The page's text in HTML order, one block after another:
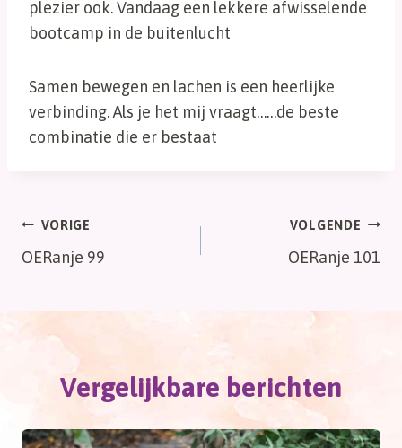
plezier ook. Vandaag een lekkere afwisselende
bootcamp in de buitenlucht
Samen bewegen en lachen is een heerlijke
verbinding. Als je het mij vraagt……de beste
combinatie die er bestaat
Bericht
navigatie
VORIGE
OERanje 99
VOLGENDE
OERanje 101
Vergelijkbare berichten